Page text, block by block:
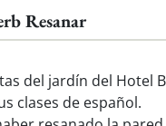
Resanar
del jardín del Hotel
clases de español.